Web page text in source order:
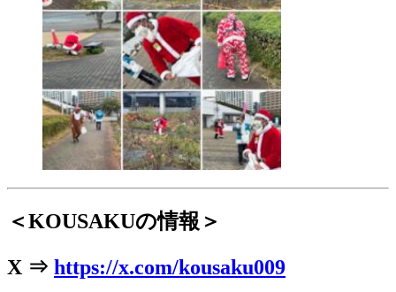
＜KOUSAKUの情報＞
X ⇒ https://x.com/kousaku009